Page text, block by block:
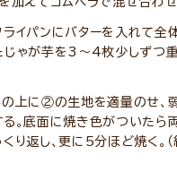
イパンにバターを入れて全
じゃが芋を3～4枚少しずつ
の上に②の生地を適量のせ、
る。底面に焼き色がついたら
り返し、更に5分ほど焼く。（